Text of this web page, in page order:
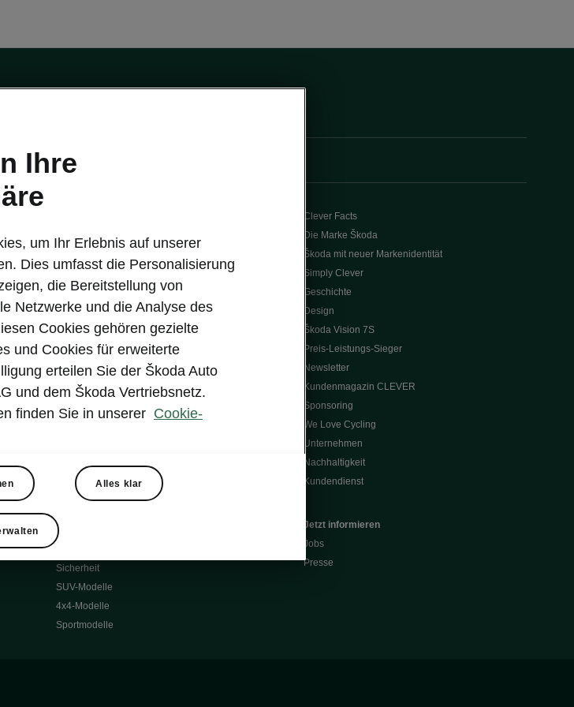
Škoda Connect
MyŠkoda App
3G Sunset
Verfügbarkeitsliste
Original Zubehör-Kataloge
Winterräder
Transportsysteme
Komfort & Ausstattung
Occasionen
Sicherheit
SUV-Modelle
4x4-Modelle
Sportmodelle
Clever Facts
Die Marke Škoda
Škoda mit neuer Markenidentität
Simply Clever
Geschichte
Design
Škoda Vision 7S
Preis-Leistungs-Sieger
Newsletter
Kundenmagazin CLEVER
Sponsoring
We Love Cycling
Unternehmen
Nachhaltigkeit
Kundendienst
Jetzt informieren
Jobs
Presse
Ihre
um Ihr Erlebnis auf unserer
Dies umfasst die Personalisierung
die Bereitstellung von
Netzwerke und die Analyse des
Cookies gehören gezielte
und Cookies für erweiterte
erteilen Sie der Škoda Auto
und dem Škoda Vertriebsnetz.
finden Sie in unserer Cookie-
Alles klar